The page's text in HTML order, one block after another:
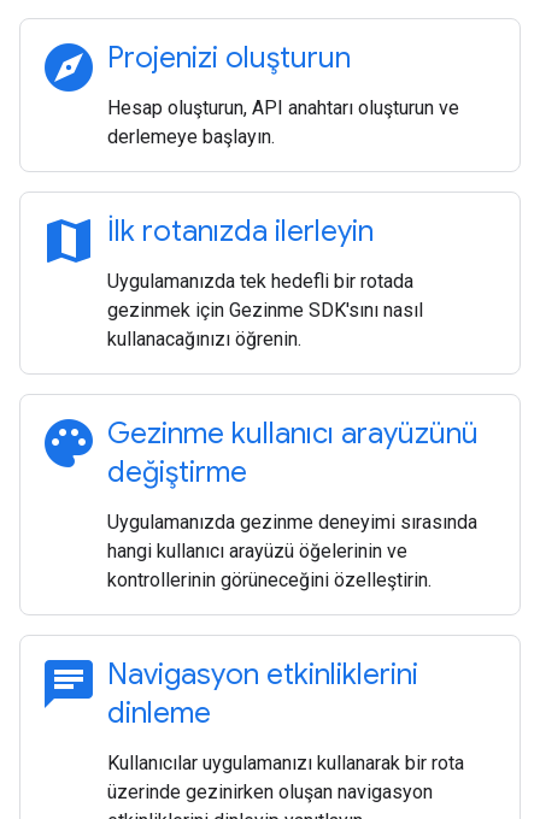
explore Projenizi oluşturun
Hesap oluşturun, API anahtarı oluşturun ve
derlemeye başlayın.
map İlk rotanızda ilerleyin
Uygulamanızda tek hedefli bir rotada
gezinmek için Gezinme SDK'sını nasıl
kullanacağınızı öğrenin.
palette Gezinme kullanıcı arayüzünü
değiştirme
Uygulamanızda gezinme deneyimi sırasında
hangi kullanıcı arayüzü öğelerinin ve
kontrollerinin görüneceğini özelleştirin.
chat Navigasyon etkinliklerini
dinleme
Kullanıcılar uygulamanızı kullanarak bir rota
üzerinde gezinirken oluşan navigasyon